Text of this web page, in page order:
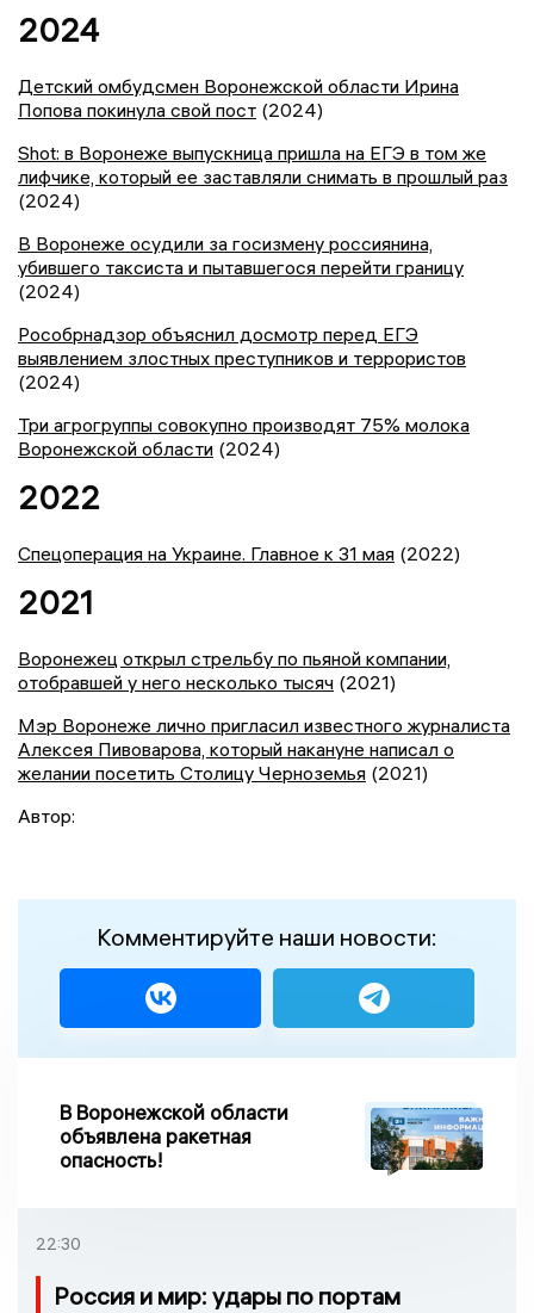
2024
Детский омбудсмен Воронежской области Ирина
Попова покинула свой пост (2024)
Shot: в Воронеже выпускница пришла на ЕГЭ в том же
лифчике, который ее заставляли снимать в прошлый раз
(2024)
В Воронеже осудили за госизмену россиянина,
убившего таксиста и пытавшегося перейти границу
(2024)
Рособрнадзор объяснил досмотр перед ЕГЭ
выявлением злостных преступников и террористов
(2024)
Три агрогруппы совокупно производят 75% молока
Воронежской области (2024)
2022
Спецоперация на Украине. Главное к 31 мая (2022)
2021
Воронежец открыл стрельбу по пьяной компании,
отобравшей у него несколько тысяч (2021)
Мэр Воронеже лично пригласил известного журналиста
Алексея Пивоварова, который накануне написал о
желании посетить Столицу Черноземья (2021)
Автор:
Комментируйте наши новости:
В Воронежской области
объявлена ракетная
опасность!
22:30
Россия и мир: удары по портам